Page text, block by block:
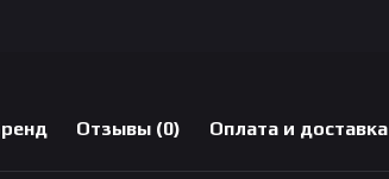
Отзывы (0) Оплата и доставка